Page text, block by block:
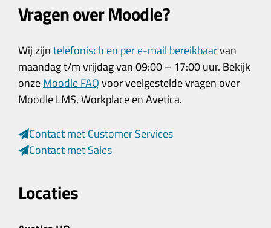
Vragen over Moodle?
Wij zijntelefonisch en per e-mail bereikbaarvan
maandag t/m vrijdag van 09:00 – 17:00 uur. Bekijk
onzeMoodle FAQvoor veelgestelde vragen over
Moodle LMS, Workplace en Avetica.
Contact met Customer Services
Contact met Sales
Locaties